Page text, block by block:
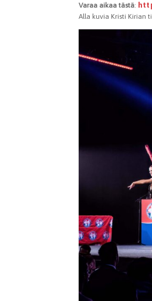
Varaa aikaa tästä:
Alla kuvia Kristi Kirian